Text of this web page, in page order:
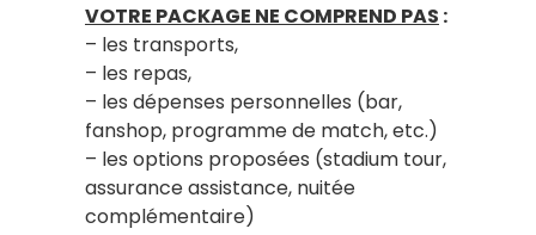
VOTRE PACKAGE NE COMPREND PAS :
– les transports,
– les repas,
– les dépenses personnelles (bar,
fanshop, programme de match, etc.)
– les options proposées (stadium tour,
assurance assistance, nuitée
complémentaire)